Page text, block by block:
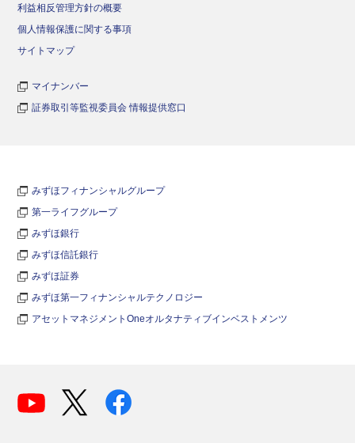
利益相反管理方針の概要
個人情報保護に関する事項
サイトマップ
マイナンバー
証券取引等監視委員会 情報提供窓口
みずほフィナンシャルグループ
第一ライフグループ
みずほ銀行
みずほ信託銀行
みずほ証券
みずほ第一フィナンシャルテクノロジー
アセットマネジメントOneオルタナティブインベストメンツ